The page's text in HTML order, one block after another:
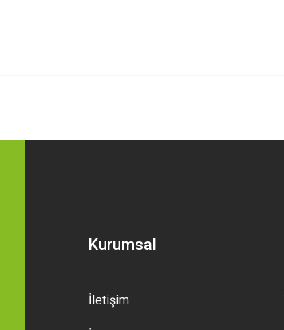
Bu ürüne ilk yorumu siz yapın!
Kurumsal
İletişim